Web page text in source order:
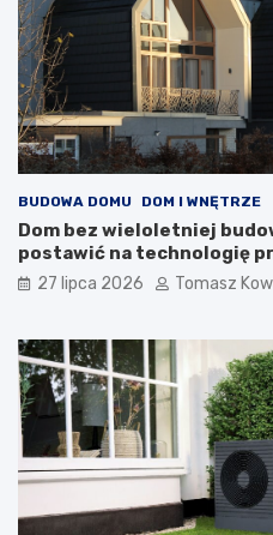
BUDOWA DOMU DOM I WNĘTRZE
Dom bez wieloletniej
postawić na technologię
27 lipca 2026 Tomasz